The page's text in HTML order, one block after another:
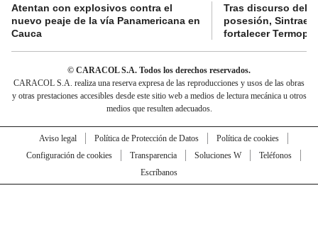
Atentan con explosivos contra el
nuevo peaje de la vía Panamericana en
Cauca
Tras discurso del
posesión,
fortalecer
© CARACOL S.A. Todos los derechos reservados.
CARACOL S.A. realiza una reserva expresa de las reproducciones y usos de las obras
y otras prestaciones accesibles desde este sitio web a medios de lectura mecánica u otros
medios que resulten adecuados.
Aviso legal Política de Protección de Datos
Política de cookies
Configuración de cookies
Transparencia Soluciones W
Teléfonos
Escríbanos